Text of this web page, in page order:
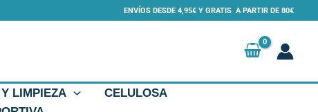
ENVÍOS DESDE 4,95€ Y GRATIS A PARTIR DE 80€
LIMPIEZA
CELULOSA